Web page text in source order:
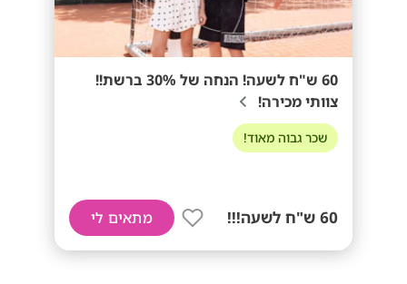
60 ש"ח לשעה! הנחה של 30% ברשת!!
צוותי מכירה!
שכר גבוה מאוד!
60 ש"ח לשעה!!! מתאים לי